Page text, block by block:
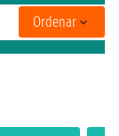
Ordenar